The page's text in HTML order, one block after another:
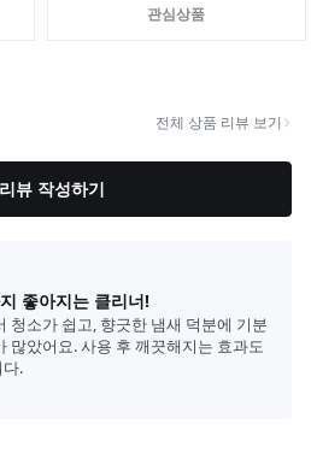
관심상품